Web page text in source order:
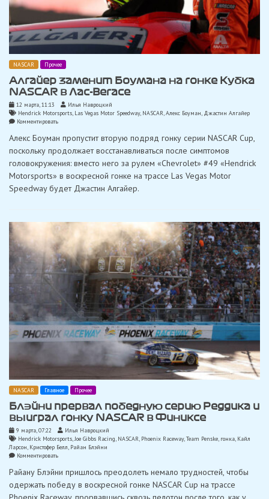
NASCAR Прочее
Алгайер заменит Боумана на гонке Кубка
NASCAR в Лас-Вегасе
12 марта, 11:13
Илья Навроцкий
Hendrick Motorsports, Las Vegas Motor Speedway, NASCAR,Алекс Боуман, Джастин Алгайер
Комментироватьon
заменит
на
гонке
NASCAR
в
Алекс Боуман пропустит вторую подряд гонку серии NASCAR Cup,
поскольку продолжает восстанавливаться после симптомов
головокружения: вместо него за рулем «Chevrolet» #49 «Hendrick
Motorsports» в воскресной гонке на трассе Las Vegas Motor
Speedway будет Джастин Алгайер.
NASCAR Главное Прочее
Блэйни прервал победную серию Реддика и
выиграл гонку NASCAR в Финиксе
9 марта, 07:22
Илья Навроцкий
Hendrick Motorsports,Joe Gibbs Racing, NASCAR, Phoenix Raceway,Team Penske, гонка, Кайл
Ларсон, Кристофер Белл, Райан Блэйни
Комментироватьon
прервал
победную
серию
Реддика
Райану Блэйни пришлось преодолеть немало трудностей, чтобы
одержать победу в воскресной гонке NASCAR Cup на трассе